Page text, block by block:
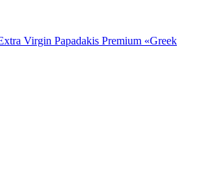
Virgin Papadakis Premium «Greek